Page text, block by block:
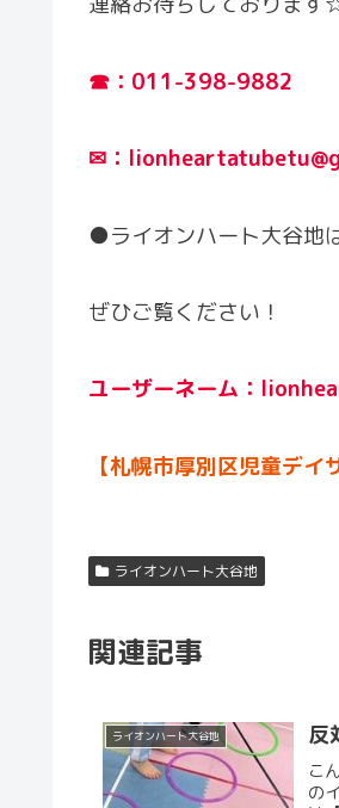
☎：011-398-9882
✉：
●ライオンハート大谷地
ぜひご覧ください！
ユーザーネーム：
【札幌市厚別区児童デイ
ライオンハート大谷地
関連記事
ライオンハート大谷地 反
こ
の